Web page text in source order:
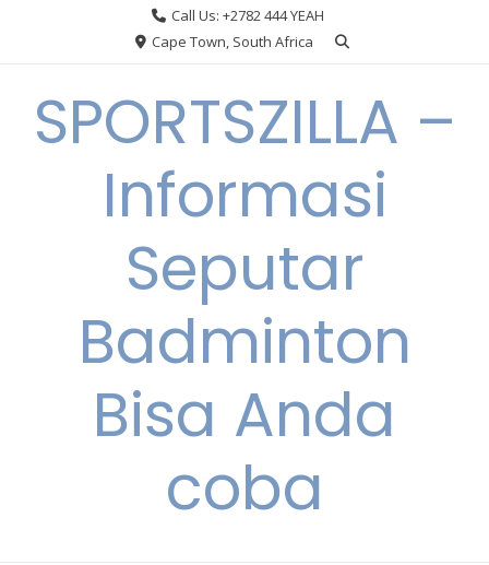
Call Us: +2782 444 YEAH
Cape Town, South Africa
SPORTSZILLA –
Informasi
Seputar
Badminton
Bisa Anda
coba